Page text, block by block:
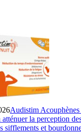
Audistim
la perception
et